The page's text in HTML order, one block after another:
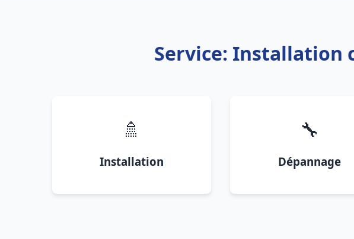
Service: Installation
🚿
Installation
🔧
Dépannage